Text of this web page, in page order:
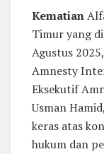
Kematian
Timur yang
Agustus
Amnesty
Eksekutif
Usman
keras atas
hukum dan